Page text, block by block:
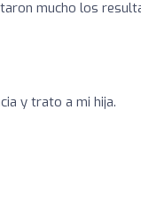
mucho los
y trato a mi hija.